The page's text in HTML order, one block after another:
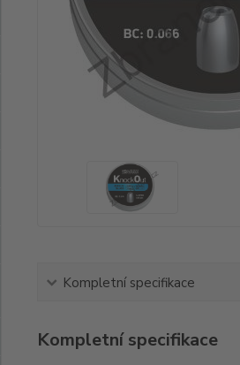
Kompletní specifikace
Kompletní specifikace